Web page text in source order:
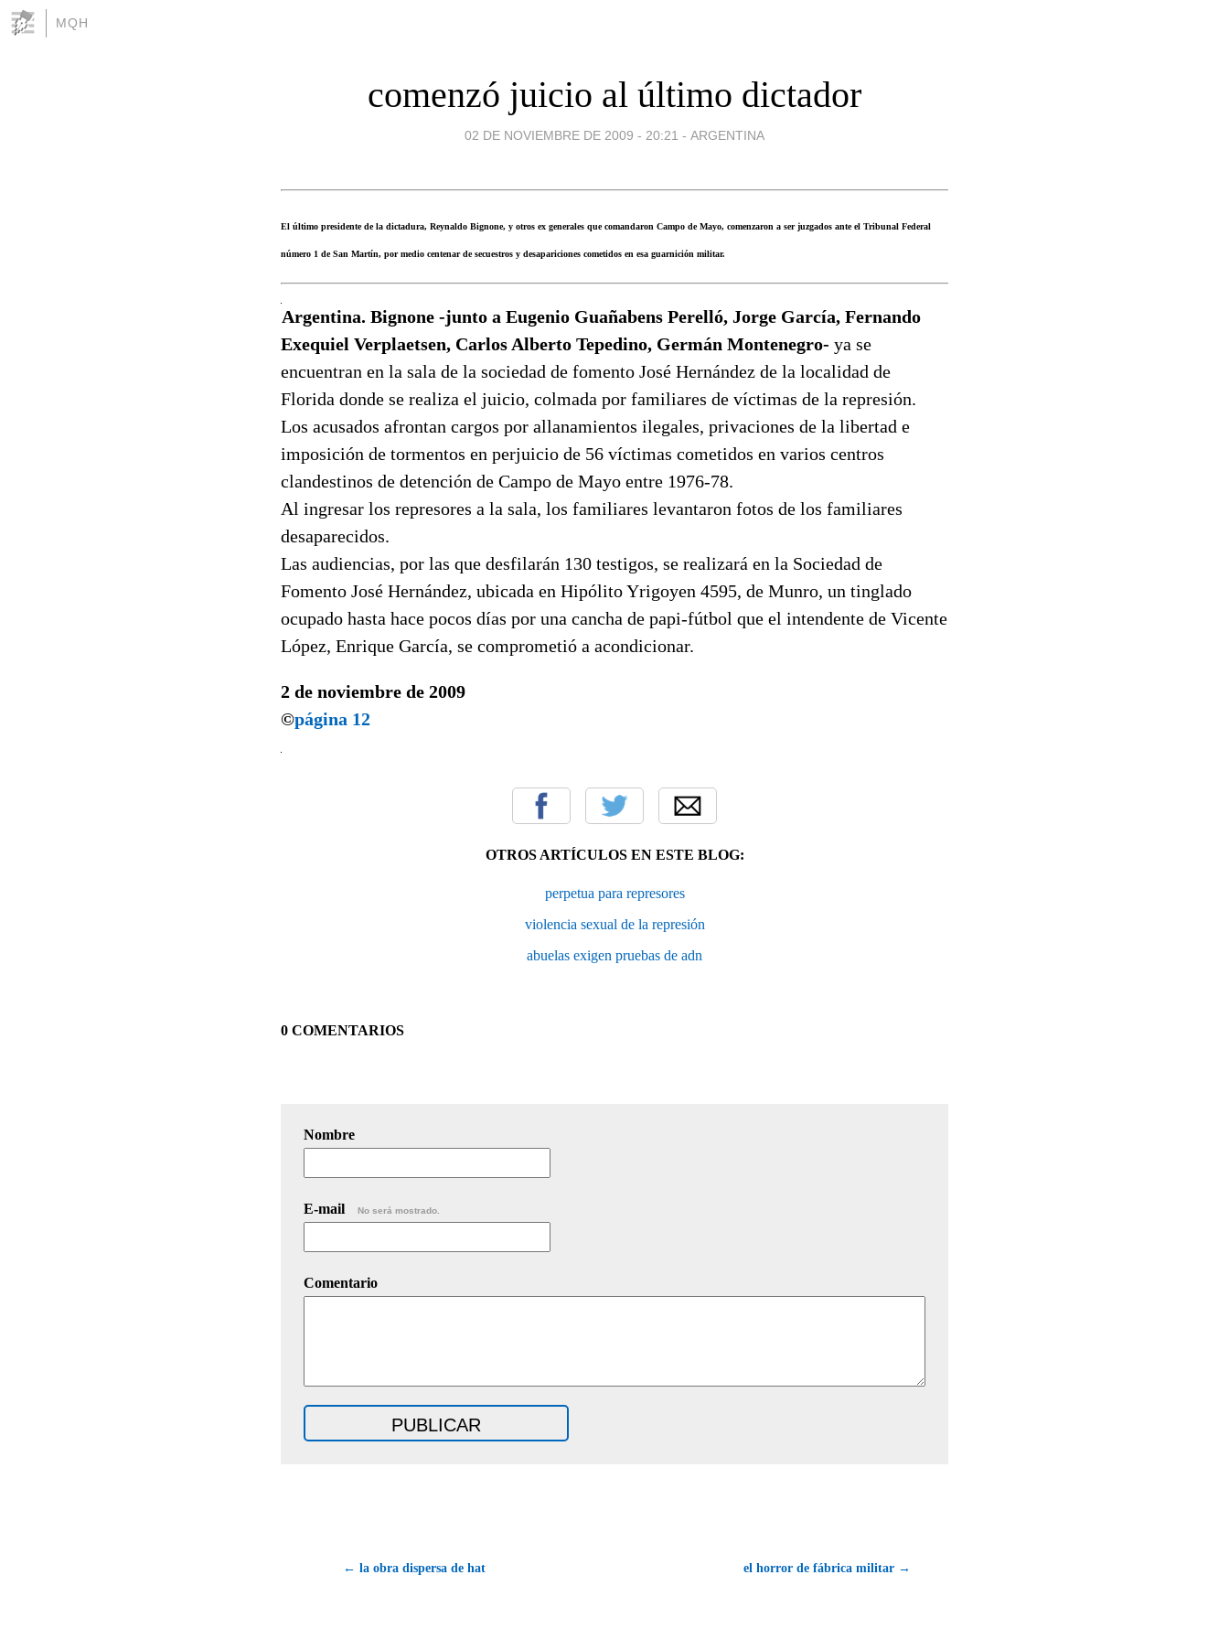
MQH
comenzó juicio al último dictador
02 DE NOVIEMBRE DE 2009 - 20:21 - ARGENTINA
El último presidente de la dictadura, Reynaldo Bignone, y otros ex generales que comandaron Campo de Mayo, comenzaron a ser juzgados ante el Tribunal Federal
número 1 de San Martín, por medio centenar de secuestros y desapariciones cometidos en esa guarnición militar.
Argentina. Bignone -junto a Eugenio Guañabens Perelló, Jorge García, Fernando
Exequiel Verplaetsen, Carlos Alberto Tepedino, Germán Montenegro- ya se
encuentran en la sala de la sociedad de fomento José Hernández de la localidad de
Florida donde se realiza el juicio, colmada por familiares de víctimas de la represión.
Los acusados afrontan cargos por allanamientos ilegales, privaciones de la libertad e
imposición de tormentos en perjuicio de 56 víctimas cometidos en varios centros
clandestinos de detención de Campo de Mayo entre 1976-78.
Al ingresar los represores a la sala, los familiares levantaron fotos de los familiares
desaparecidos.
Las audiencias, por las que desfilarán 130 testigos, se realizará en la Sociedad de
Fomento José Hernández, ubicada en Hipólito Yrigoyen 4595, de Munro, un tinglado
ocupado hasta hace pocos días por una cancha de papi-fútbol que el intendente de Vicente
López, Enrique García, se comprometió a acondicionar.
2 de noviembre de 2009
©página 12
OTROS ARTÍCULOS EN ESTE BLOG:
perpetua para represores
violencia sexual de la represión
abuelas exigen pruebas de adn
0 COMENTARIOS
Nombre
E-mail No será mostrado.
Comentario
← la obra dispersa de hat el horror de fábrica militar →